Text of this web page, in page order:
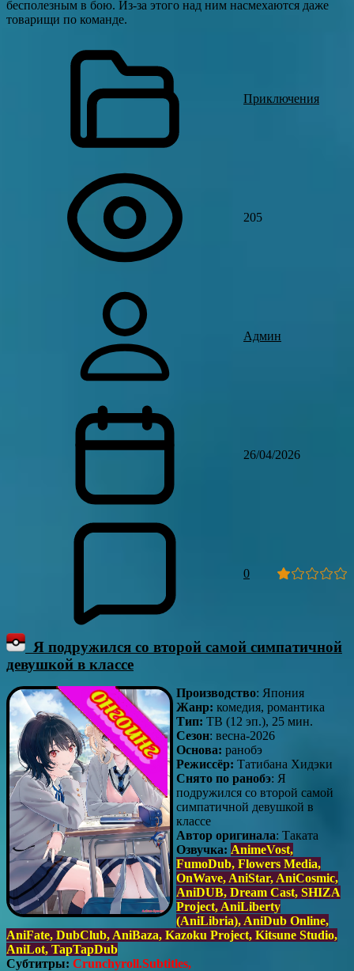
бесполезным в бою. Из-за этого над ним насмехаются даже
товарищи по команде.
Приключения
205
Админ
26/04/2026
0
Я подружился со второй самой симпатичной
девушкой в классе
Производство: Япония
Жанр: комедия, романтика
Тип: ТВ (12 эп.), 25 мин.
Сезон: весна-2026
Основа: ранобэ
Режиссёр: Татибана Хидэки
Снято по ранобэ: Я
подружился со второй самой
симпатичной девушкой в
классе
Автор оригинала: Таката
Озвучка: AnimeVost,
FumoDub, Flowers Media,
OnWave, AniStar, AniCosmic,
AniDUB, Dream Cast, SHIZA
Project, AniLiberty
(AniLibria), AniDub Online,
AniFate, DubClub, AniBaza, Kazoku Project, Kitsune Studio,
AniLot, TapTapDub
Субтитры: Crunchyroll.Subtitles,